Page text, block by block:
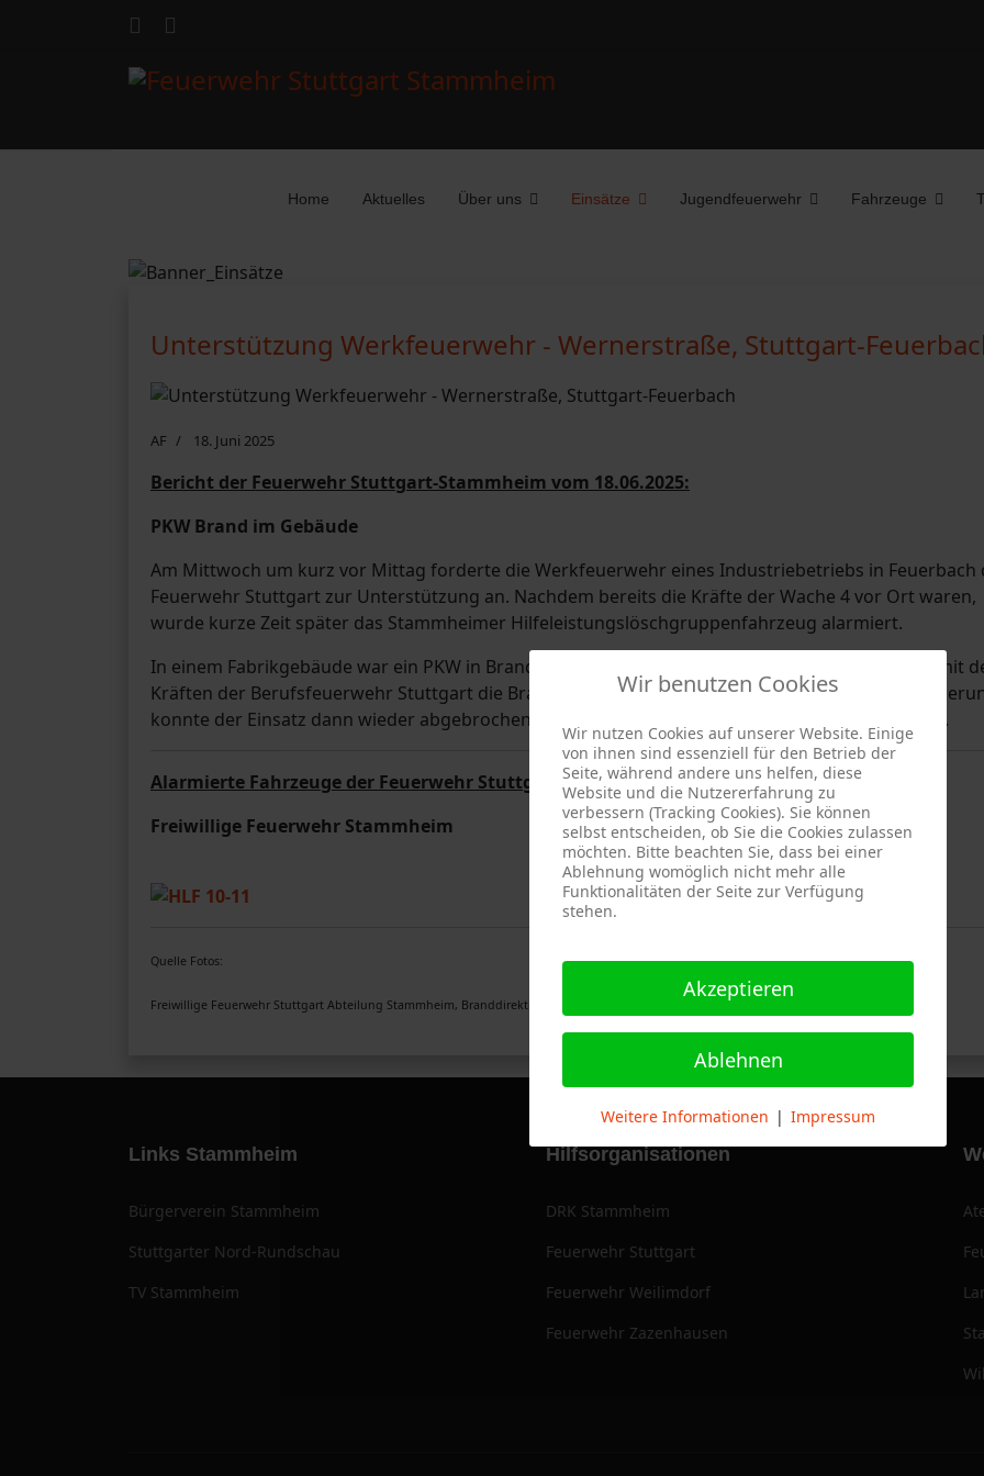
Home Aktuelles Über uns Einsätze Jugendfeuerwehr Fahrzeuge
Unterstützung Werkfeuerwehr - Wernerstraße, Stuttgart-
AF 18. Juni 2025
Bericht der Feuerwehr Stuttgart-Stammheim vom 18.06.2025:
PKW Brand im Gebäude
Am Mittwoch um kurz vor Mittag forderte die Werkfeuerwehr eines Industriebetriebs in Feuerbach
Feuerwehr Stuttgart zur Unterstützung an. Nachdem bereits die Kräfte der Wache 4 vor Ort waren,
wurde kurze Zeit später das Stammheimer Hilfeleistungslöschgruppenfahrzeug alarmiert.
In einem Fabrikgebäude war ein PKW in Brand geraten. Die Werkfeuerwehr führte zusammen mit
Kräften der Berufsfeuerwehr Stuttgart die Brandbekämpfung durch. Kurze Zeit nach der
konnte der Einsatz dann wieder abgebrochen werden, da die Kräfte vor Ort ausreichend waren.
Alarmierte Fahrzeuge der Feuerwehr Stuttgart
Freiwillige Feuerwehr Stammheim
Quelle Fotos:
Freiwillige Feuerwehr Stuttgart Abteilung Stammheim, Branddirektion Stuttgart
Links Stammheim
Bürgerverein Stammheim
Stuttgarter Nord-Rundschau
TV Stammheim
Hilfsorganisationen
DRK Stammheim
Feuerwehr Stuttgart
Feuerwehr Weilimdorf
Feuerwehr Zazenhausen
Wir benutzen Cookies
Wir nutzen Cookies auf unserer Website. Einige
von ihnen sind essenziell für den Betrieb der
Seite, während andere uns helfen, diese
Website und die Nutzererfahrung zu
verbessern (Tracking Cookies). Sie können
selbst entscheiden, ob Sie die Cookies zulassen
möchten. Bitte beachten Sie, dass bei einer
Ablehnung womöglich nicht mehr alle
Funktionalitäten der Seite zur Verfügung
stehen.
Akzeptieren
Ablehnen
Weitere Informationen | Impressum